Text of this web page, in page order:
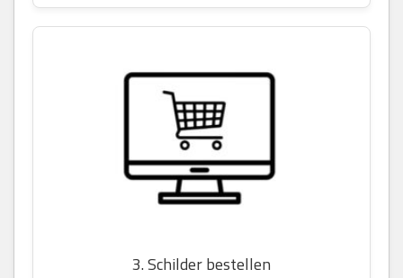
3. Schilder bestellen